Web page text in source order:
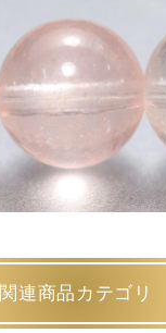
関連商品カテゴリ